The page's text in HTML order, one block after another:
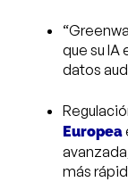
que su IA
datos
Europea
más